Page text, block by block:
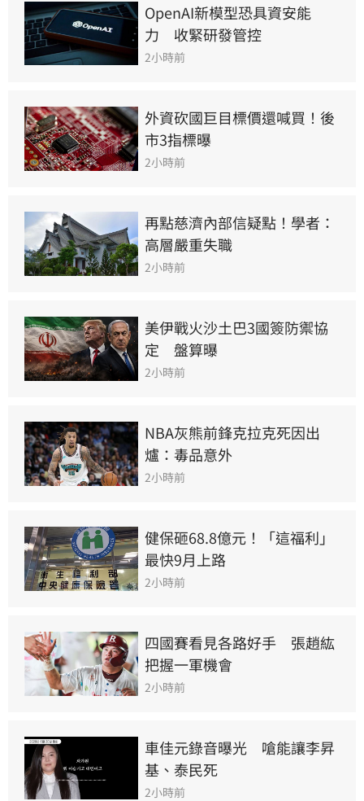
OpenAI新模型恐具資安能
力　收緊研發管控
2小時前
外資砍國巨目標價還喊買！後
市3指標曝
2小時前
再點慈濟內部信疑點！學者：
高層嚴重失職
2小時前
美伊戰火沙土巴3國簽防禦協
定　盤算曝
2小時前
NBA灰熊前鋒克拉克死因出
爐：毒品意外
2小時前
健保砸68.8億元！「這福利」
最快9月上路
2小時前
四國賽看見各路好手　張趙紘
把握一軍機會
2小時前
車佳元錄音曝光　嗆能讓李昇
基、泰民死
2小時前